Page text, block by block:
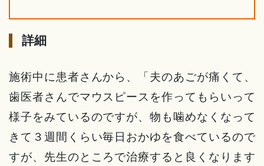
詳細
施術中に患者さんから、「夫のあごが痛くて、
歯医者さんでマウスピースを作ってもらいって
様子をみているのですが、物も噛めなくなって
きて３週間くらい毎日おかゆを食べているので
すが、先生のところで治療すると良くなります